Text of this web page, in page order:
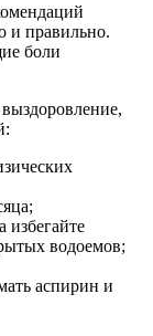
и правильно.
боли
избегайте
водоемов;
аспирин и